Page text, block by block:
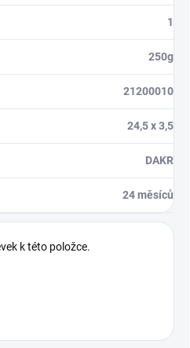
1
250g
21200010
24,5 x 3,5
DAKR
24 měsíců
k této položce.